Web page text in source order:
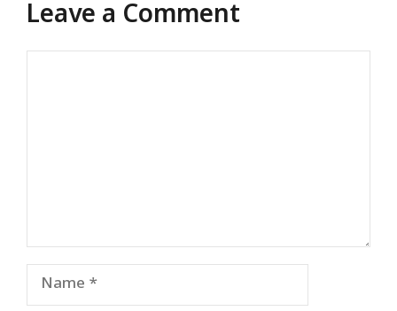
Leave a Comment
Name